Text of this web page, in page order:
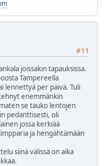
#11
joissakin tapauksissa.
Tampereella
lennettyä per päivä. Tuli
enemmänkin
se tauko lentojen
pedanttisesti, oli
jossa kerkiää
ja hengähtämään
siinä välissä on aika